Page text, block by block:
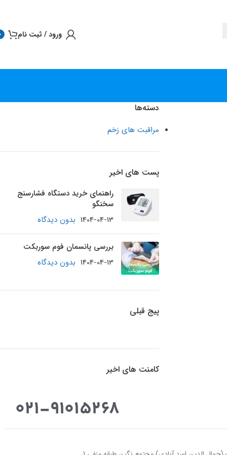
ورود / ثبت نام
دسته‌ها
مراقبت های زخم
پست های اخیر
راهنمای خرید دستگاه فشارسنج
سخنگو
1404-04-13 بدون دیدگاه
بررسی پانسمان فوم سوربکت
1404-04-13 بدون دیدگاه
پیج قبلی
کامنت های اخیر
021-91015268